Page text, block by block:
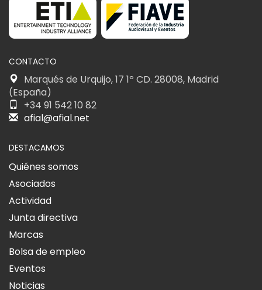
CONTACTO
Marqués de Urquijo, 17 1º CD. 28008, Madrid
(España)
+34 91 542 10 82
afial@afial.net
DESTACAMOS
Quiénes somos
Asociados
Actividad
Junta directiva
Marcas
Bolsa de empleo
Eventos
Noticias